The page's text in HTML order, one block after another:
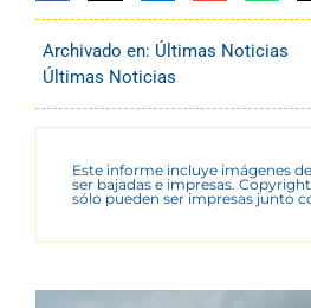
Archivado en: Últimas Noticias
Últimas Noticias
Este informe incluye imágenes
ser bajadas e impresas.
sólo pueden ser impresas junto